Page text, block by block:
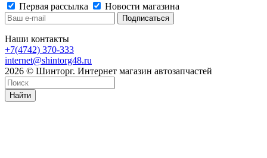
Первая рассылка
Новости магазина
Наши контакты
+7(4742) 370-333
internet@shintorg48.ru
2026 © Шинторг. Интернет магазин автозапчастей
Найти